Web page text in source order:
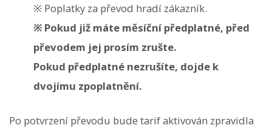
※ Poplatky za převod hradí zákazník.
※ Pokud již máte měsíční předplatné, před
převodem jej prosím zrušte.
Pokud předplatné nezrušíte, dojde k
dvojímu zpoplatnění.
Po potvrzení převodu bude tarif aktivován zpravidla